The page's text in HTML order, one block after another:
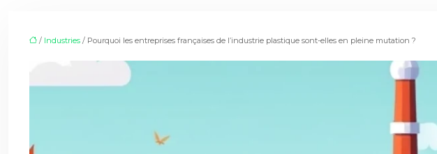
/ Industries / Pourquoi les entreprises françaises de l’industrie plastique sont-elles en pleine mutation ?